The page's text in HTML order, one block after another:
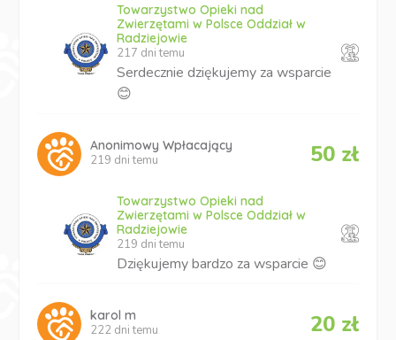
Towarzystwo Opieki nad
Zwierzętami w Polsce Oddział w
Radziejowie
217 dni temu
Serdecznie dziękujemy za wsparcie
😊
Anonimowy Wpłacający
219 dni temu
50 zł
Towarzystwo Opieki nad
Zwierzętami w Polsce Oddział w
Radziejowie
219 dni temu
Dziękujemy bardzo za wsparcie 😊
karol m
222 dni temu
20 zł